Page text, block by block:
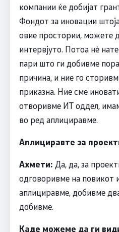
компании ќе добијат
Фондот за иновации
овие простории, можете
интервјуто. Потоа нѐ
пари што ги добивме
причина, и ние го
приказна. Ние сме
отворивме ИТ оддел,
во ред аплициравме.
Аплициравте за
Ахмети: Да, да, за
одговоривме на повикот
аплициравме, добивме
добивме.
Каде можеме да ги